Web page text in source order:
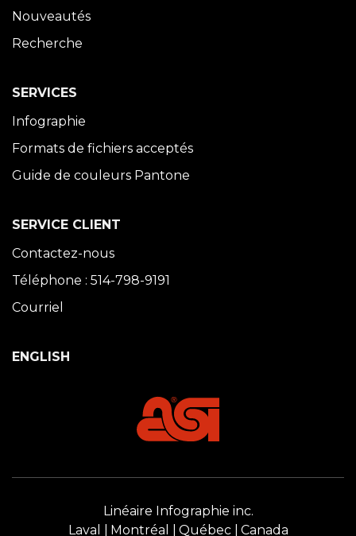
Nouveautés
Recherche
SERVICES
Infographie
Formats de fichiers acceptés
Guide de couleurs Pantone
SERVICE CLIENT
Contactez-nous
Téléphone : 514-798-9191
Courriel
ENGLISH
Linéaire Infographie inc.
Laval
Montréal Québec Canada